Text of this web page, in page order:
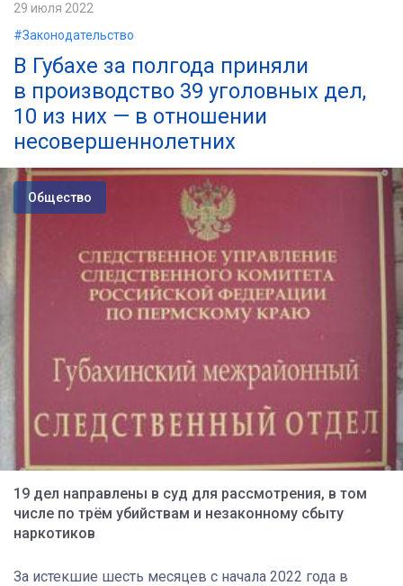
29 июля 2022
#Законодательство
В Губахе за полгода приняли
в производство 39 уголовных дел,
10 из них — в отношении
несовершеннолетних
Общество
19 дел направлены в суд для рассмотрения, в том
числе по трём убийствам и незаконному сбыту
наркотиков
За истекшие шесть месяцев с начала 2022 года в